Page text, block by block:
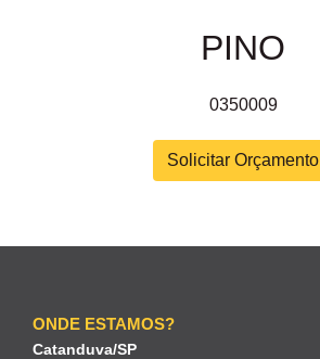
PINO
0350009
Solicitar Orçamento
ONDE ESTAMOS?
Catanduva/SP